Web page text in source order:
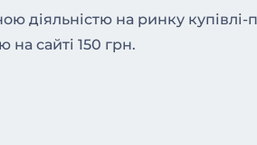
діяльністю на ринку
на сайті 150 грн.